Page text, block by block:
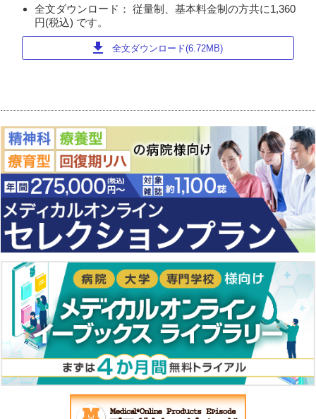
全文ダウンロード： 従量制、基本料金制の方共に1,360
円(税込) です。
download 全文ダウンロード(6.72MB)